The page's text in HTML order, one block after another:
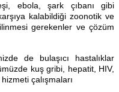
ebola, şark çıbanı gibi
kalabildiği zoonotik ve
gerekenler ve çözüm
de bulaşıcı hastalıklar
kuş gribi, hepatit, HIV,
çalışmaları